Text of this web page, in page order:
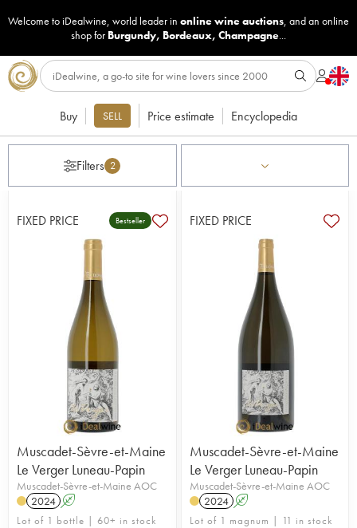
Welcome to iDealwine, world leader in online wine auctions, and an online
shop for Burgundy, Bordeaux, Champagne...
Buy SELL Price estimate Encyclopedia
Filters 2
FIXED PRICE Bestseller
Muscadet-Sèvre-et-Maine
Le Verger Luneau-Papin
Muscadet-Sèvre-et-Maine AOC
2024 A
Lot of 1 bottle | 60+ in stock
FIXED PRICE
Muscadet-Sèvre-et-Maine
Le Verger Luneau-Papin
Muscadet-Sèvre-et-Maine AOC
2024 A
Lot of 1 magnum | 11 in stock